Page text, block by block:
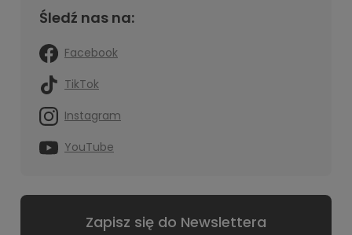
Śledź nas na:
Facebook
TikTok
Instagram
YouTube
Zapisz się do Newslettera